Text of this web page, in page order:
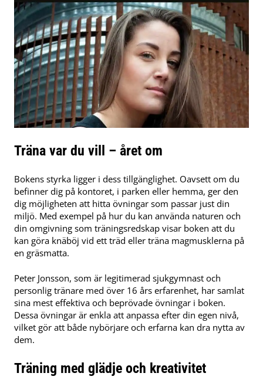
Träna var du vill – året om
Bokens styrka ligger i dess tillgänglighet. Oavsett om du
befinner dig på kontoret, i parken eller hemma, ger den
dig möjligheten att hitta övningar som passar just din
miljö. Med exempel på hur du kan använda naturen och
din omgivning som träningsredskap visar boken att du
kan göra knäböj vid ett träd eller träna magmusklerna på
en gräsmatta.
Peter Jonsson, som är legitimerad sjukgymnast och
personlig tränare med över 16 års erfarenhet, har samlat
sina mest effektiva och beprövade övningar i boken.
Dessa övningar är enkla att anpassa efter din egen nivå,
vilket gör att både nybörjare och erfarna kan dra nytta av
dem.
Träning med glädje och kreativitet